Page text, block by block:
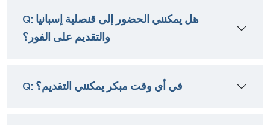
Q: هل يمكنني الحضور إلى قنصلية إسبانيا
والتقديم على الفور؟
Q: في أي وقت مبكر يمكنني التقديم؟